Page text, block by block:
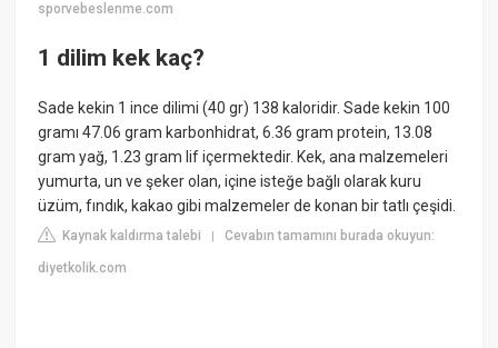
sporvebeslenme.com
1 dilim kek kaç?
Sade kekin 1 ince dilimi (40 gr) 138 kaloridir. Sade kekin 100
gramı 47.06 gram karbonhidrat, 6.36 gram protein, 13.08
gram yağ, 1.23 gram lif içermektedir. Kek, ana malzemeleri
yumurta, un ve şeker olan, içine isteğe bağlı olarak kuru
üzüm, fındık, kakao gibi malzemeler de konan bir tatlı çeşidi.
Kaynak kaldırma talebi |Cevabın tamamını burada okuyun:
diyetkolik.com